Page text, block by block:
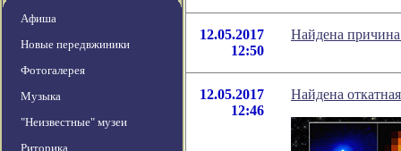
Афиша
Новые передвжиники
Фотогалерея
Музыка
"Неизвестные" музеи
Риторика
12.05.2017
12:50
Найдена
12.05.2017
12:46
Найдена